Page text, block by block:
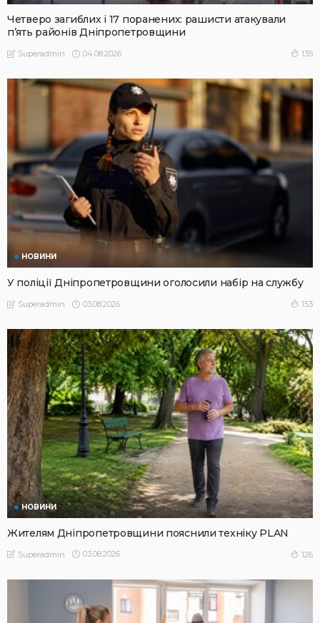
Четверо загиблих і 17 поранених: рашисти атакували
п’ять районів Дніпропетровщини
Superadmin 04.08.2026 135
НОВИНИ
У поліції Дніпропетровщини оголосили набір на службу
Superadmin 03.08.2026 153
НОВИНИ
Жителям Дніпропетровщини пояснили техніку PLAN
Superadmin 03.08.2026 126